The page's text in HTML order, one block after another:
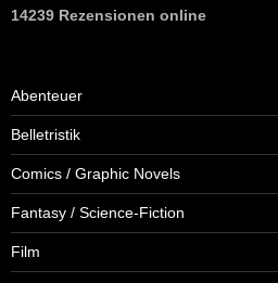
14239 Rezensionen online
Abenteuer
Belletristik
Comics / Graphic Novels
Fantasy / Science-Fiction
Film